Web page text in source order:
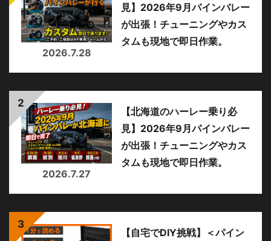
2026.7.28
見】2026年9月パインバレー
が出張！チューニングやカス
タムも現地で即日作業。
2026.7.27
【北海道のハーレー乗り必
見】2026年9月パインバレー
が出張！チューニングやカス
タムも現地で即日作業。
【自宅でDIY挑戦】＜パイン